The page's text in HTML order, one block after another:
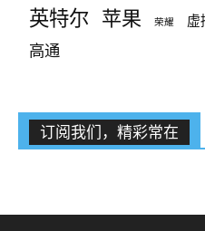
英特尔 苹果 荣耀 虚
高通
订阅我们，精彩常在